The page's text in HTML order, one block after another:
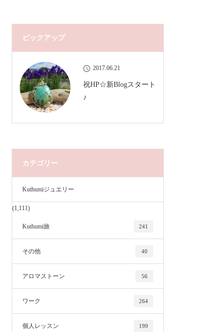
ピックアップ
2017.06.21
祝HP☆新Blogスタート
♪
カテゴリー
Kuthumiジュエリー
(1,111)
Kuthumi旅 241
その他 40
アロマストーン 56
ワーク 264
個人レッスン 199